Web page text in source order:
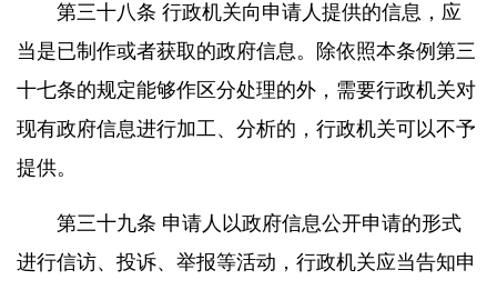
第三十八条 行政机关向申请人提供的信息，应
当是已制作或者获取的政府信息。除依照本条例第三
十七条的规定能够作区分处理的外，需要行政机关对
现有政府信息进行加工、分析的，行政机关可以不予
提供。
第三十九条 申请人以政府信息公开申请的形式
进行信访、投诉、举报等活动，行政机关应当告知申